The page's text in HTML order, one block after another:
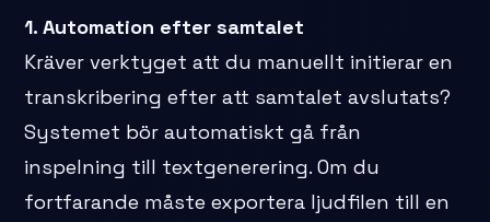
1. Automation efter samtalet
Kräver verktyget att du manuellt initierar en
transkribering efter att samtalet avslutats?
Systemet bör automatiskt gå från
inspelning till textgenerering. Om du
fortfarande måste exportera ljudfilen till en